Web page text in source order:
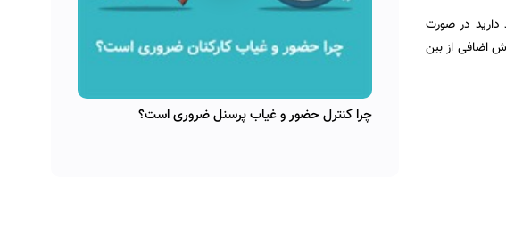
دارید در صورت
اضافی از بین
چرا کنترل حضور و غیاب پرسنل ضروری است؟